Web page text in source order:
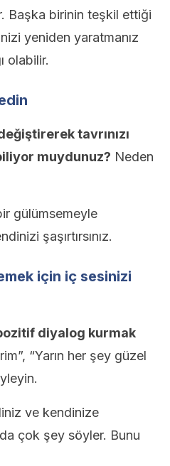
Başka birinin teşkil ettiği
yeniden yaratmanız
olabilir.
tavrınızı
muydunuz? Neden
gülümsemeyle
şaşırtırsınız.
için iç sesinizi
diyalog kurmak
“Yarın her şey güzel
ve kendinize
çok şey söyler. Bunu